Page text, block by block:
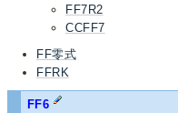
FF7R2
CCFF7
FF零式
FFRK
FF6